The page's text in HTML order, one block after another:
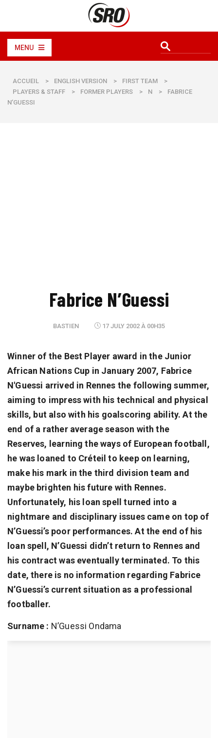
MENU
ACCUEIL > ENGLISH VERSION > FIRST TEAM
>
PLAYERS & STAFF
> FORMER PLAYERS > N >
FABRICE
N’GUESSI
Fabrice N’Guessi
BASTIEN 17 JULY 2002 À 00H35
Winner of the Best Player award in the Junior
African Nations Cup in January 2007, Fabrice
N'Guessi arrived in Rennes the following summer,
aiming to impress with his technical and physical
skills, but also with his goalscoring ability. At the
end of a rather average season with the
Reserves, learning the ways of European football,
he was loaned to Créteil to keep on learning,
make his mark in the third division team and
maybe brighten his future with Rennes.
Unfortunately, his loan spell turned into a
nightmare and disciplinary issues came on top of
N’Guessi’s poor performances. At the end of his
loan spell, N’Guessi didn’t return to Rennes and
his contract was eventually terminated. To this
date, there is no information regarding Fabrice
N’Guessi’s current situation as a professional
footballer.
Surname : N’Guessi Ondama